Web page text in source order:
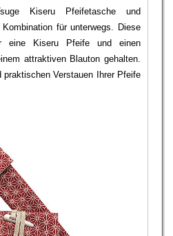
Kiseru Pfeifetasche und
für unterwegs. Diese
eine Kiseru Pfeife und einen
attraktiven Blauton gehalten.
Verstauen Ihrer Pfeife